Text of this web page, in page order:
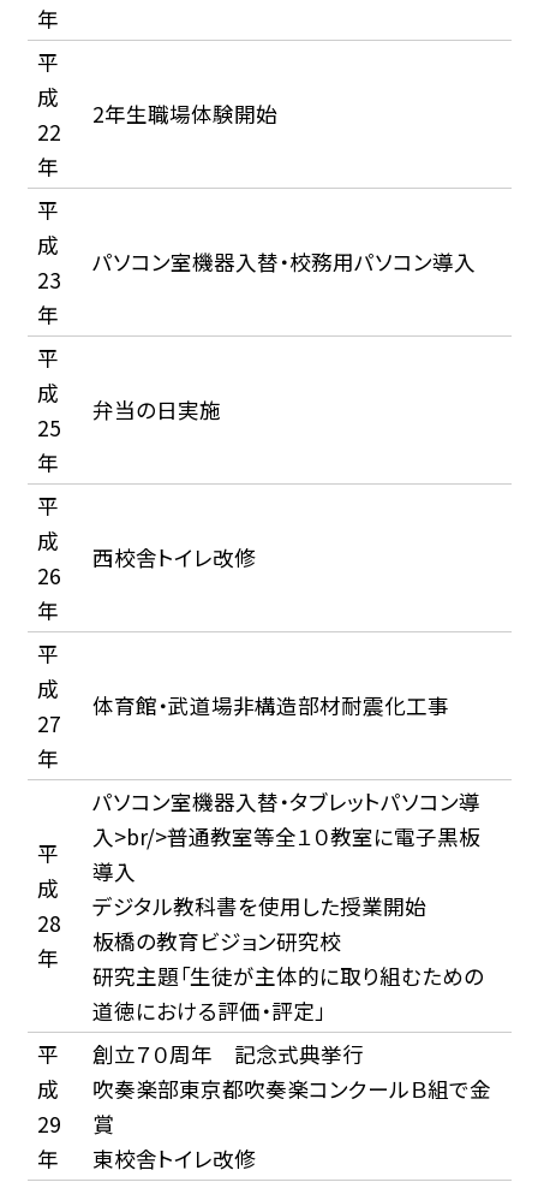
年
平
成
22
年
2年生職場体験開始
平
成
23
年
パソコン室機器入替・校務用パソコン導入
平
成
25
年
弁当の日実施
平
成
26
年
西校舎トイレ改修
平
成
27
年
体育館・武道場非構造部材耐震化工事
平
成
28
年
パソコン室機器入替・タブレットパソコン導
入>br/>普通教室等全１０教室に電子黒板
導入
デジタル教科書を使用した授業開始
板橋の教育ビジョン研究校
研究主題「生徒が主体的に取り組むための
道徳における評価・評定」
平
成
29
年
創立７０周年 記念式典挙行
吹奏楽部東京都吹奏楽コンクールＢ組で金
賞
東校舎トイレ改修